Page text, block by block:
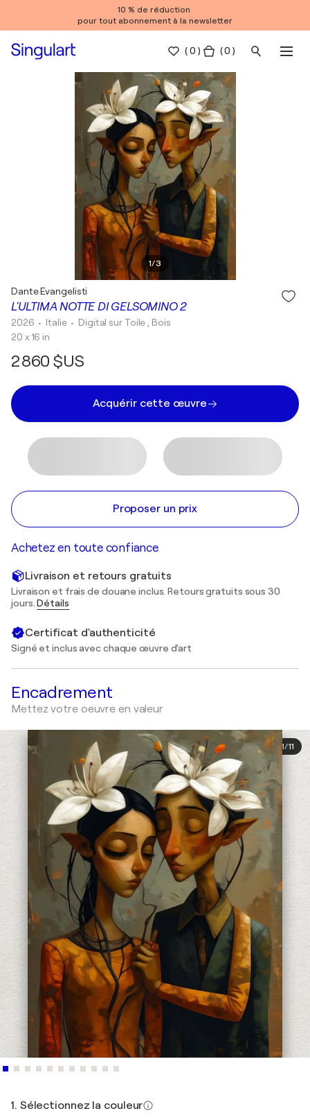
10 % de réduction
pour tout abonnement à la newsletter
(0 ) ( 0 )
1/3
L'ULTIMA NOTTE DI GELSOMINO 2
Dante Evangelisti
2026 • Italie • Digital sur Toile , Bois
20 x 16 in
2 860 $US
Acquérir cette œuvre
Proposer un prix
Achetez en toute confiance
Livraison et retours gratuits
Livraison et frais de douane inclus. Retours gratuits sous 30
jours.Détails
Certificat d'authenticité
Signé et inclus avec chaque œuvre d'art
Encadrement
Mettez votre oeuvre en valeur
1/11
1. Sélectionnez la couleur